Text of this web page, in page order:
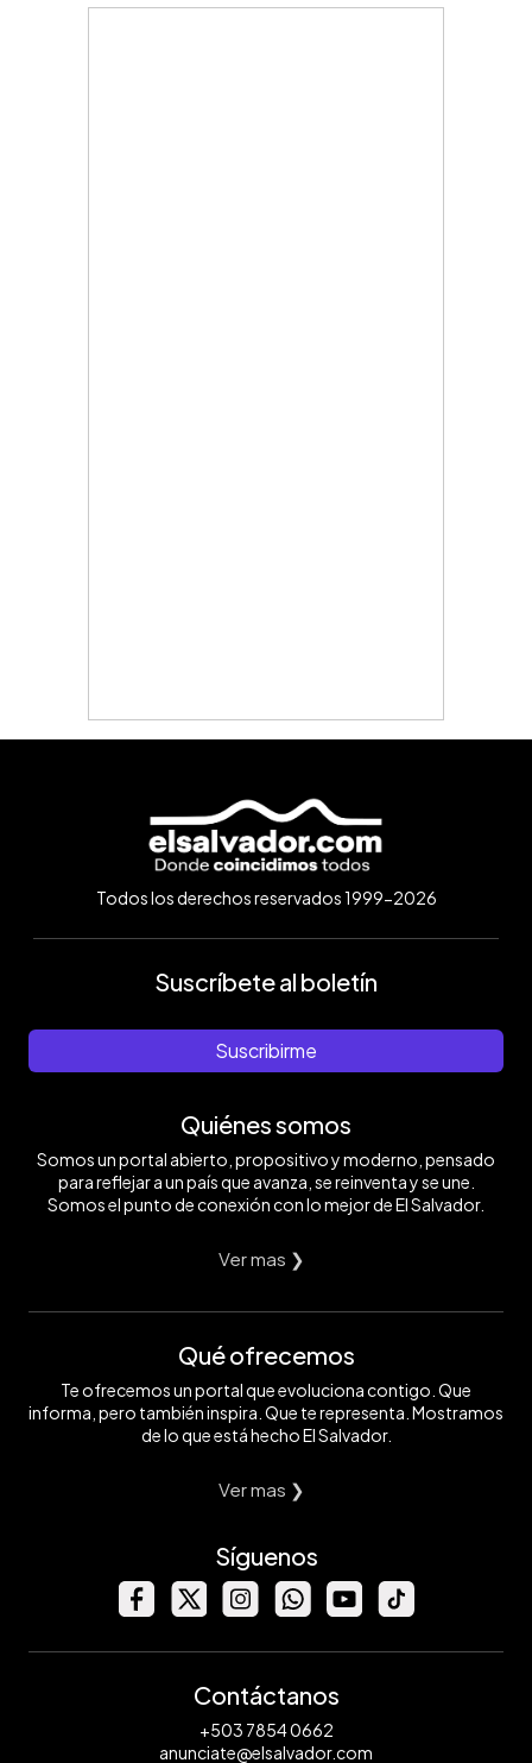
Todos los derechos reservados 1999-2026
Suscríbete al boletín
Suscribirme
Quiénes somos
Somos un portal abierto, propositivo y moderno, pensado
para reflejar a un país que avanza, se reinventa y se une.
Somos el punto de conexión con lo mejor de El Salvador.
Ver mas ❯
Qué ofrecemos
Te ofrecemos un portal que evoluciona contigo. Que
informa, pero también inspira. Que te representa. Mostramos
de lo que está hecho El Salvador.
Ver mas ❯
Síguenos
Contáctanos
+503 7854 0662
anunciate@elsalvador.com